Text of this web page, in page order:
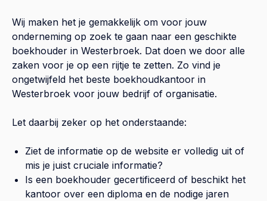
Wij maken het je gemakkelijk om voor jouw
onderneming op zoek te gaan naar een geschikte
boekhouder in Westerbroek. Dat doen we door alle
zaken voor je op een rijtje te zetten. Zo vind je
ongetwijfeld het beste boekhoudkantoor in
Westerbroek voor jouw bedrijf of organisatie.
Let daarbij zeker op het onderstaande:
Ziet de informatie op de website er volledig uit of
mis je juist cruciale informatie?
Is een boekhouder gecertificeerd of beschikt het
kantoor over een diploma en de nodige jaren